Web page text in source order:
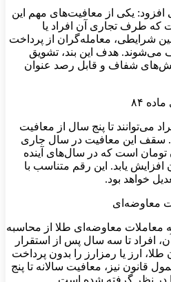
افزود: یکی از معافیت‌های مهم این
که طرف تجاری آن افراد یا
شرایطی، معامله‌گران از پرداخت
می‌شوند. هدف این بند، تشویق
شفاف و قابل رصد عنوان
۸۴
می‌توانند تا پنج سال از معافیت
شوند. سقف این معافیت در سال جاری
و ۴۵۰ میلیون تومان است که در سال‌های آینده
یابد. این رقم متناسب با
خواهد بود.
معاوضه‌ای
معاوضه‌ای طلا از محاسبه
افراد تا سه سال پس از استقرار
ارز یا رمزارز را بدون پرداخت
قانون نیز، معافیت سالانه تا پنج